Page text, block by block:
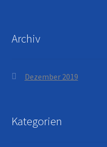
Archiv
Dezember 2019
Kategorien